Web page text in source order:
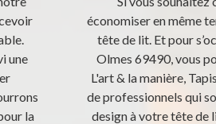
une
la
économiser en même
tête de lit. Et pour
Olmes 69490, vous
L'art & la manière,
de professionnels qui
design à votre tête de